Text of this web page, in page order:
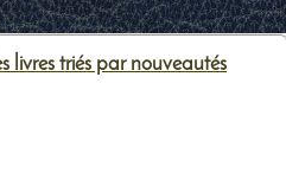
livres triés par nouveautés